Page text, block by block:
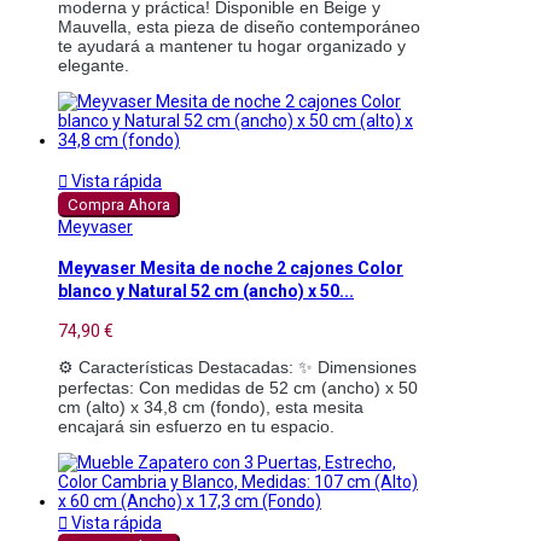
moderna y práctica! Disponible en Beige y
Mauvella, esta pieza de diseño contemporáneo
te ayudará a mantener tu hogar organizado y
elegante.
 Vista rápida
Compra Ahora
Meyvaser
Meyvaser Mesita de noche 2 cajones Color
blanco y Natural 52 cm (ancho) x 50...
74,90 €
⚙️ Características Destacadas: ✨ Dimensiones
perfectas: Con medidas de 52 cm (ancho) x 50
cm (alto) x 34,8 cm (fondo), esta mesita
encajará sin esfuerzo en tu espacio.
 Vista rápida